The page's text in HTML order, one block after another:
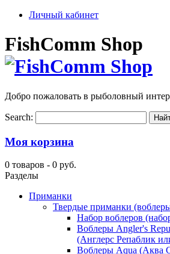
Личный кабинет
FishComm Shop
Добро пожаловать в рыболовный
Search:
Моя корзина
0 товаров - 0 руб.
Разделы
Приманки
Твердые приманки
Набор воблеров
Воблеры Angler's
(Англерс Репаблик
Воблеры Aqua (Аква